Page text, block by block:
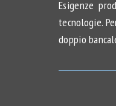
Esigenze
tecnologie.
doppio